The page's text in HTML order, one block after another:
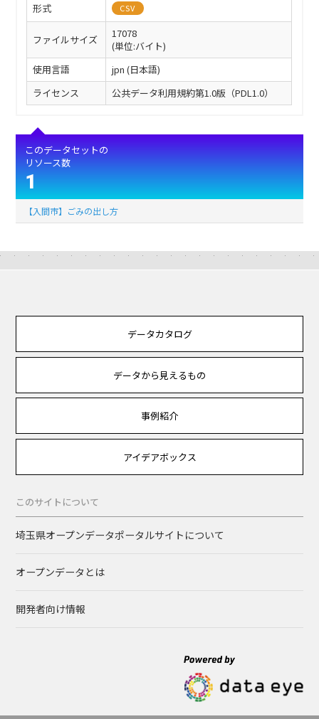
形式
CSV
ファイルサイズ
17078
(単位:バイト)
使用言語
jpn (日本語)
ライセンス
公共データ利用規約第1.0版（PDL1.0）
このデータセットの
リソース数
1
【入間市】ごみの出し方
データカタログ
データから見えるもの
事例紹介
アイデアボックス
このサイトについて
埼玉県オープンデータポータルサイトについて
オープンデータとは
開発者向け情報